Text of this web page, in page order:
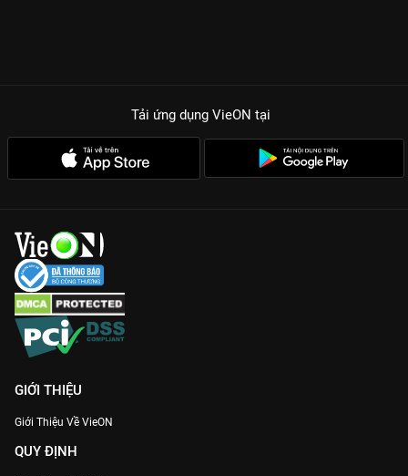
Tải ứng dụng VieON tại
GIỚI THIỆU
Giới Thiệu Về VieON
QUY ĐỊNH